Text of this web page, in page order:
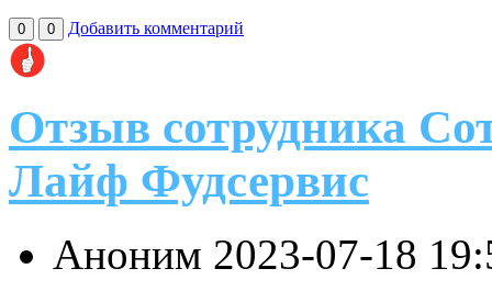
0 0 Добавить комментарий
Отзыв сотрудника
Лайф Фудсервис
Аноним 2023-07-18